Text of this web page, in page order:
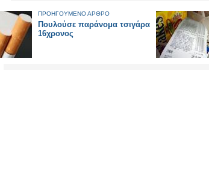
ΠΡΟΗΓΟΥΜΕΝΟ ΑΡΘΡΟ
Πουλούσε παράνομα τσιγάρα
16χρονος